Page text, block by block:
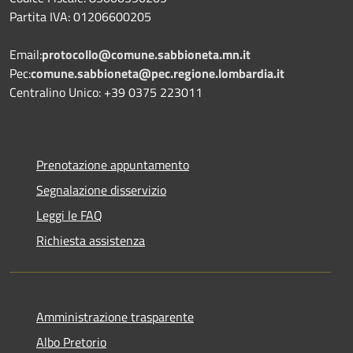
Partita IVA: 01206600205
Email:protocollo@comune.sabbioneta.mn.it
Pec:comune.sabbioneta@pec.regione.lombardia.it
Centralino Unico: +39 0375 223011
Prenotazione appuntamento
Segnalazione disservizio
Leggi le FAQ
Richiesta assistenza
Amministrazione trasparente
Albo Pretorio